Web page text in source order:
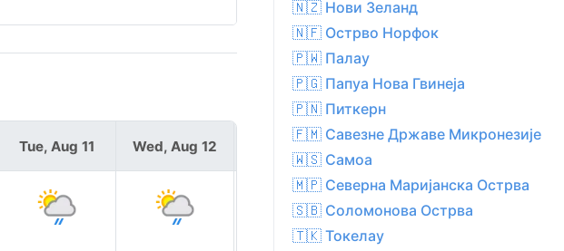
Tue, Aug 11 Wed, Aug 12 Thu, Aug 13
🇳🇿 Нови Зеланд
🇳🇫 Острво Норфок
🇵🇼 Палау
🇵🇬 Папуа Нова Гвинеја
🇵🇳 Питкерн
🇫🇲 Савезне Државе Микронезије
🇼🇸 Самоа
🇲🇵 Северна Маријанска Острва
🇸🇧 Соломонова Острва
🇹🇰 Токелау